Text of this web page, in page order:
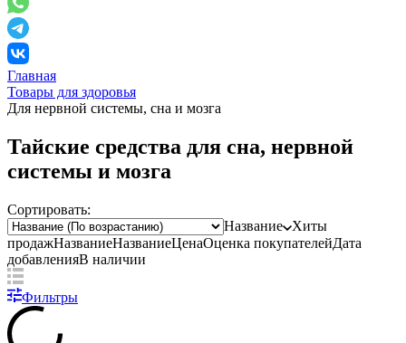
Главная
Товары для здоровья
Для нервной системы, сна и мозга
Тайские средства для сна, нервной
системы и мозга
Сортировать:
Название
Хиты
продажНазваниеНазваниеЦенаОценка покупателейДата
добавленияВ наличии
Фильтры